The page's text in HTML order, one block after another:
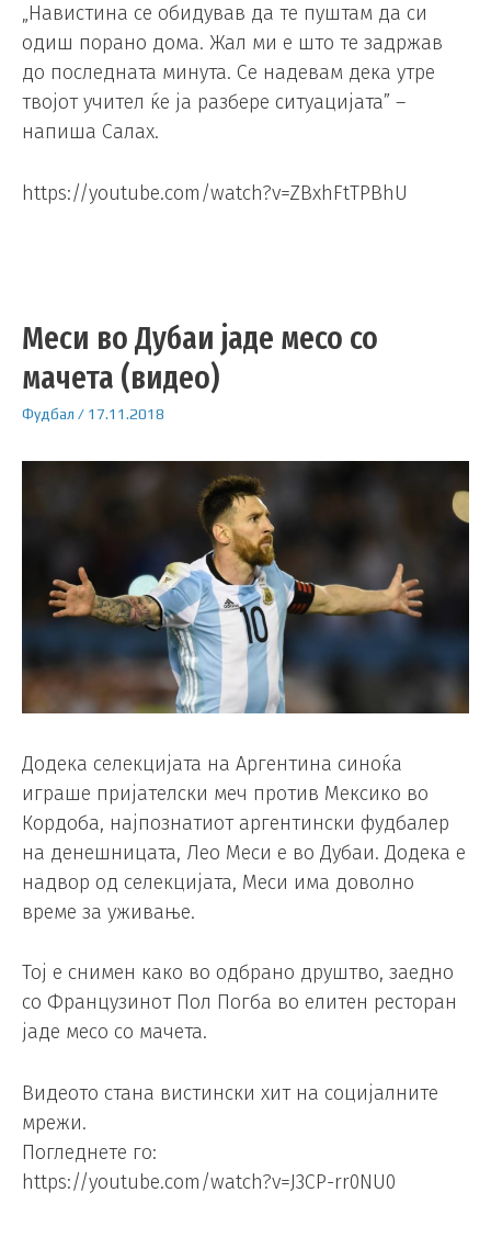
„Навистина се обидував да те пуштам да си
одиш порано дома. Жал ми е што те задржав
до последната минута. Се надевам дека утре
твојот учител ќе ја разбере ситуацијата” –
напиша Салах.
https://youtube.com/watch?v=ZBxhFtTPBhU
Меси во Дубаи јаде месо со
мачета (видео)
Фудбал / 17.11.2018
Додека селекцијата на Аргентина синоќа
играше пријателски меч против Мексико во
Кордоба, најпознатиот аргентински фудбалер
на денешницата, Лео Меси е во Дубаи. Додека е
надвор од селекцијата, Меси има доволно
време за уживање.
Тој е снимен како во одбрано друштво, заедно
со Французинот Пол Погба во елитен ресторан
јаде месо со мачета.
Видеото стана вистински хит на социјалните
мрежи.
Погледнете го:
https://youtube.com/watch?v=J3CP-rr0NU0